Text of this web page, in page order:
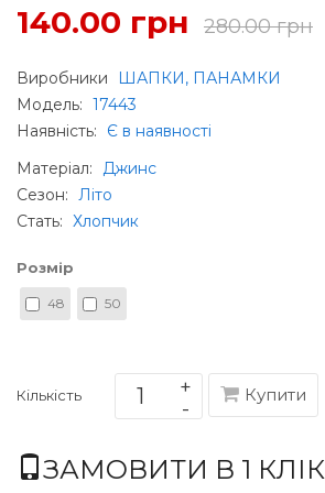
140.00 грн 280.00 грн
Виробники
ШАПКИ, ПАНАМКИ
Модель: 17443
Наявність:
Є в наявності
Матеріал:
Джинс
Сезон: Літо
Стать: Хлопчик
Розмір
48 50
Кількість Купити
ЗАМОВИТИ В 1 КЛІК